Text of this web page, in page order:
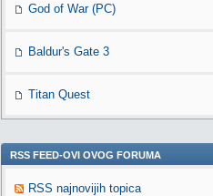
God of War (PC)
Baldur's Gate 3
Titan Quest
RSS FEED-OVI OVOG FORUMA
RSS najnovijih topica